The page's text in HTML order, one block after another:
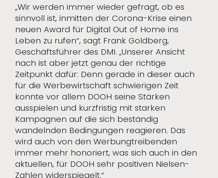
„Wir werden immer wieder gefragt, ob es
sinnvoll ist, inmitten der Corona-Krise einen
neuen Award für Digital Out of Home ins
Leben zu rufen“, sagt Frank Goldberg,
Geschäftsführer des DMI. „Unserer Ansicht
nach ist aber jetzt genau der richtige
Zeitpunkt dafür: Denn gerade in dieser auch
für die Werbewirtschaft schwierigen Zeit
konnte vor allem DOOH seine Stärken
ausspielen und kurzfristig mit starken
Kampagnen auf die sich beständig
wandelnden Bedingungen reagieren. Das
wird auch von den Werbungtreibenden
immer mehr honoriert, was sich auch in den
aktuellen, für DOOH sehr positiven Nielsen-
Zahlen widerspiegelt.“